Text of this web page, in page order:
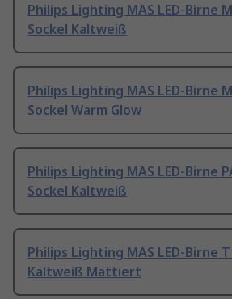
Philips Lighting MAS LED-Birne
Sockel Kaltweiß
Philips Lighting MAS LED-Birne
Sockel Warm Glow
Philips Lighting MAS LED-Birne
Sockel Kaltweiß
Philips Lighting MAS LED-Birne
Kaltweiß Mattiert